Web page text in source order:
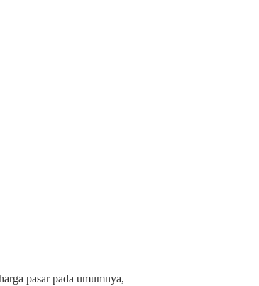
pasar pada umumnya,